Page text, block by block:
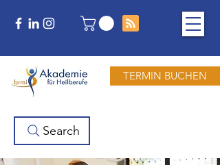
TERMIN BUCHEN
Search